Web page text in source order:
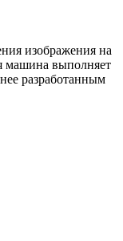
изображения на
машина выполняет
разработанным